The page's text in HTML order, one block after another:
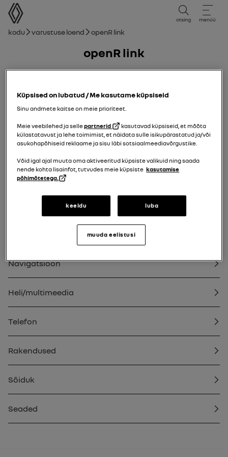
kasutusjuhend
otsing menüü
Leivakruvi
Kodu Varustuse loend openR link
openR link
Käsiraamat pdf juhis
Lisada lemmikute hulka
Jaga
Teie teade
Ettevaatusabinõud kasutamisel
Navigatsioon
Heli/multimeedia
Telefon
Rakendused
Sõiduk
Seaded
Küpsised on lubatud / Me kasutame küpsiseid
Sinu andmete kaitse on meie prioriteet.
Meie veebilehed ja sellepartnerid
kasutavad küpsiseid, et mõõta
külastatavust ja lehe toimimist, et näidata sulle isikupärastatud ja/või
asukohapõhiseid reklaame ja sisu läbi sotsiaalmeediavõrgustike.
Võid igal ajal muuta oma aktiveeritud küpsiste valikuid ning saada
nende kohta lisainfot, tutvudes meie küpsiste kasutamise
põhimõtetega.
keeldu luba
muuda eelistusi